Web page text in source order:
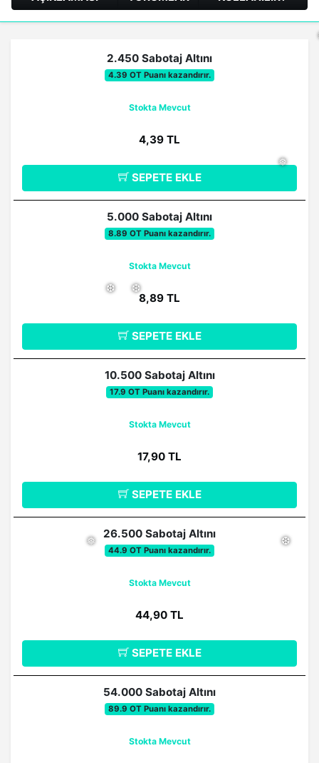
❆
2.450 Sabotaj Altını
4.39 OT Puanı kazandırır.
Stokta Mevcut
4,39 TL
SEPETE EKLE
5.000 Sabotaj Altını
8.89 OT Puanı kazandırır.
Stokta Mevcut
8,89 TL
SEPETE EKLE
10.500 Sabotaj Altını
17.9 OT Puanı kazandırır.
Stokta Mevcut
17,90 TL
SEPETE EKLE
26.500 Sabotaj Altını
44.9 OT Puanı kazandırır.
Stokta Mevcut
44,90 TL
SEPETE EKLE
54.000 Sabotaj Altını
89.9 OT Puanı kazandırır.
Stokta Mevcut